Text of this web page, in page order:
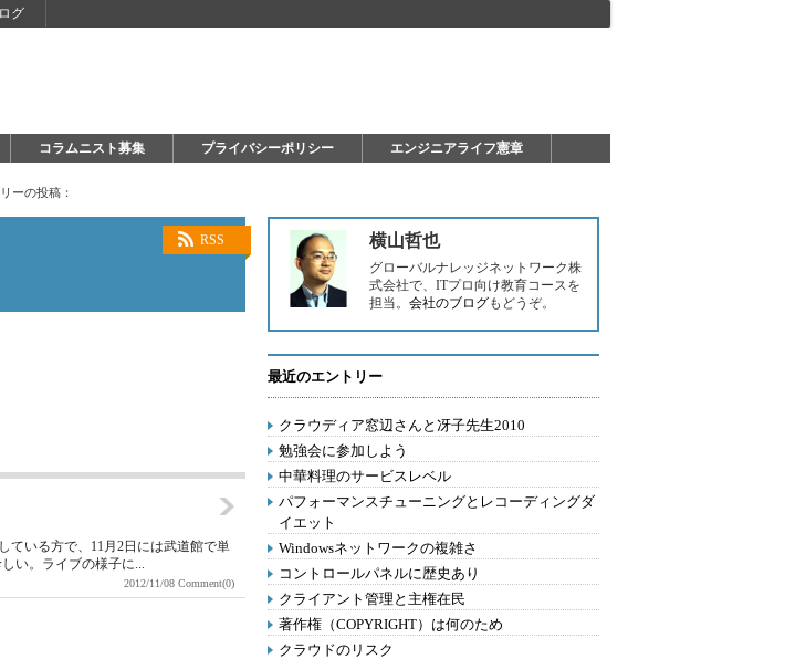
グ
コラムニスト募集 プライバシーポリシー エンジニアライフ憲章
ーの投稿：
RSS
ている方で、11月2日には武道館で単
い。ライブの様子に...
2012/11/08 Comment(0)
横山哲也
グローバルナレッジネットワーク株
式会社で、ITプロ向け教育コースを
担当。 会社のブログもどうぞ。
最近のエントリー
クラウディア窓辺さんと冴子先生2010
勉強会に参加しよう
中華料理のサービスレベル
パフォーマンスチューニングとレコーディングダ
イエット
Windowsネットワークの複雑さ
コントロールパネルに歴史あり
クライアント管理と主権在民
著作権（COPYRIGHT）は何のため
クラウドのリスク